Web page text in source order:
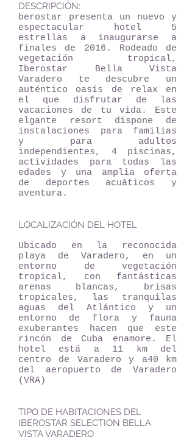
DESCRIPCIÓN:
berostar presenta un nuevo y
espectacular hotel 5
estrellas a inaugurarse a
finales de 2016. Rodeado de
vegetación tropical,
Iberostar Bella Vista
Varadero te descubre un
auténtico oasis de relax en
el que disfrutar de las
vacaciones de tu vida. Este
elgante resort dispone de
instalaciones para familias
y para adultos
independientes, 4 piscinas,
actividades para todas las
edades y una amplia oferta
de deportes acuáticos y
aventura.
LOCALIZACIÓN DEL HOTEL
Ubicado en la reconocida
playa de Varadero, en un
entorno de vegetación
tropical, con fantásticas
arenas blancas, brisas
tropicales, las tranquilas
aguas del Atlántico y un
entorno de flora y fauna
exuberantes hacen que este
rincón de Cuba enamore. El
hotel está a 11 km del
centro de Varadero y a40 km
del aeropuerto de Varadero
(VRA)
TIPO DE HABITACIONES DEL
IBEROSTAR SELECTION BELLA
VISTA VARADERO